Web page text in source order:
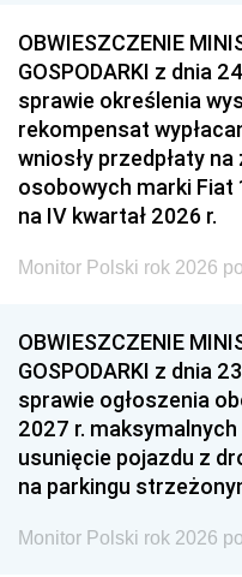
OBWIESZCZENIE
GOSPODARKI z dnia
sprawie określenia
rekompensat
wniosły przedpłaty
osobowych marki Fiat
na IV kwartał 2026 r.
Monitor Polski rok 2026
OBWIESZCZENIE
GOSPODARKI z dnia
sprawie ogłoszenia
2027 r.
usunięcie pojazdu z
na parkingu
Monitor Polski rok 2026